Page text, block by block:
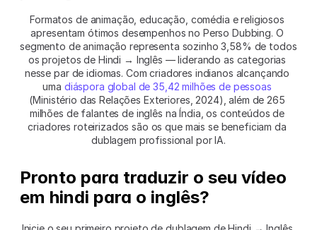
Formatos de animação, educação, comédia e religiosos
apresentam ótimos desempenhos no Perso Dubbing. O
segmento de animação representa sozinho 3,58% de todos
os projetos de Hindi → Inglês — liderando as categorias
nesse par de idiomas. Com criadores indianos alcançando
uma diáspora global de 35,42 milhões de pessoas
(Ministério das Relações Exteriores, 2024), além de 265
milhões de falantes de inglês na Índia, os conteúdos de
criadores roteirizados são os que mais se beneficiam da
dublagem profissional por IA.
Pronto para traduzir o seu vídeo
em hindi para o inglês?